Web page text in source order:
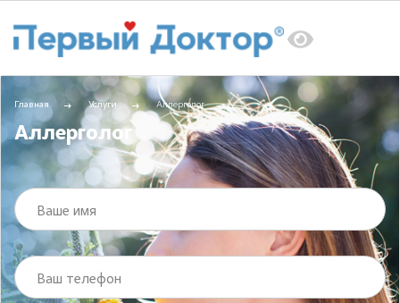
Главная Услуги Аллерголог
Аллерголог
Ваше имя
Ваш телефон